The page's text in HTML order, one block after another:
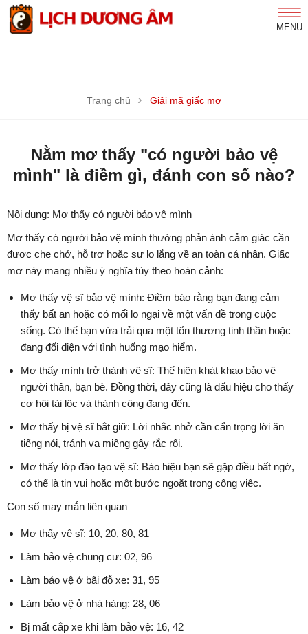
MENU
Trang chủ Giải mã giấc mơ
Nằm mơ thấy "có người bảo vệ
mình" là điềm gì, đánh con số nào?
Nội dung: Mơ thấy có người bảo vệ mình
Mơ thấy có người bảo vệ mình thường phản ánh cảm giác cần
được che chở, hỗ trợ hoặc sự lo lắng về an toàn cá nhân. Giấc
mơ này mang nhiều ý nghĩa tùy theo hoàn cảnh:
Mơ thấy vệ sĩ bảo vệ mình: Điềm báo rằng bạn đang cảm
thấy bất an hoặc có mối lo ngại về một vấn đề trong cuộc
sống. Có thể bạn vừa trải qua một tổn thương tinh thần hoặc
đang đối diện với tình huống mạo hiểm.
Mơ thấy mình trở thành vệ sĩ: Thể hiện khát khao bảo vệ
người thân, bạn bè. Đồng thời, đây cũng là dấu hiệu cho thấy
cơ hội tài lộc và thành công đang đến.
Mơ thấy bị vệ sĩ bắt giữ: Lời nhắc nhở cần cẩn trọng lời ăn
tiếng nói, tránh vạ miệng gây rắc rối.
Mơ thấy lớp đào tạo vệ sĩ: Báo hiệu bạn sẽ gặp điều bất ngờ,
có thể là tin vui hoặc một bước ngoặt trong công việc.
Con số may mắn liên quan
Mơ thấy vệ sĩ: 10, 20, 80, 81
Làm bảo vệ chung cư: 02, 96
Làm bảo vệ ở bãi đỗ xe: 31, 95
Làm bảo vệ ở nhà hàng: 28, 06
Bị mất cắp xe khi làm bảo vệ: 16, 42